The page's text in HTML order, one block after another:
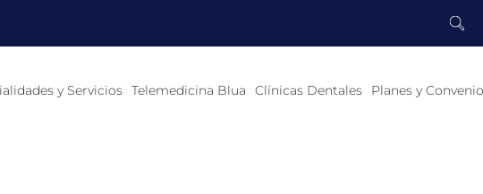
y Servicios Telemedicina Blua Clínicas Dentales Planes y